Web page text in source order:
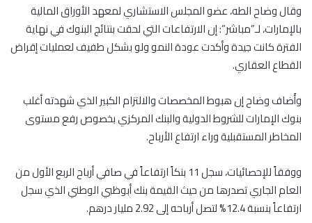
وقال وضاح الطه، عضو المجلس الاستشاري لمعهد الأوراق المالية
بالإمارات، لـ”مباشر”: إن الارتفاعات التي لحقت بنتائج البنوك في نهاية
الفترة كانت جيدة وأكدت عودة النمو ولو بشكل طفيف لعمليات إقراض
القطاع العقاري.
وأَضاف وضاح إن هبوط المخصصات والالتزام الكبير الذي شهدته أغلب
بنوك الإمارات للشروط الدولية والبنك المركزي بخصوص رفع مستوى
المخاطر المستقبلية وراء ارتفاع الأرباح.
ووفقاً للإحصائيات، سجل 11 بنكاً ارتفاعاً في صافي أرباح الربع الأول من
العام الجاري تصدرها من حيث القيمة بنك أبوظبي الوطني الذي سجل
ارتفاعاً بنسبة 12.4% لتصل أرباحه إلى 2.92 مليار درهم.